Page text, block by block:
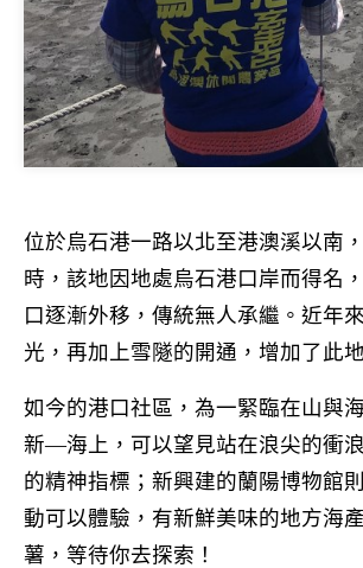
位於烏石港一路以北至港澳溪以南
時，該地因地處烏石港口岸而得名
口逐漸外移，傳統無人承繼。近年
光，再加上雪隧的開通，增加了此
如今的港口社區，為一緊臨在山與
新—海上，可以望見站在浪尖的衝
的精神指標；新興建的蘭陽博物館
動可以體驗，有新鮮美味的地方海
薯，等待你去探索！